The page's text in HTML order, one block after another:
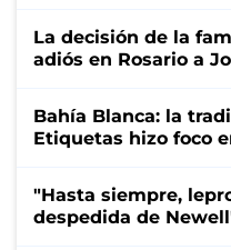
La decisión de la
adiós en Rosario a
Bahía Blanca: la
Etiquetas hizo foco
"Hasta siempre,
despedida de